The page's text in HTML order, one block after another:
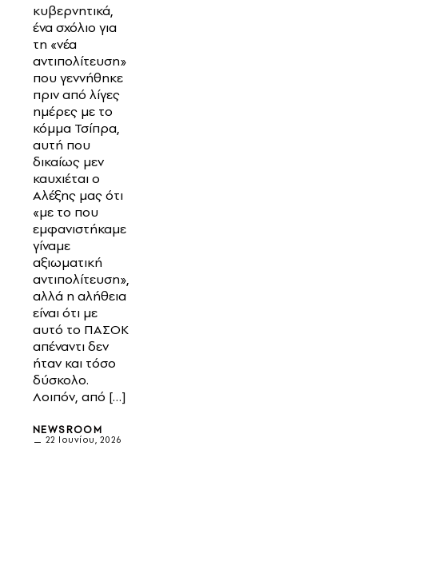
κυβερνητικά,
ένα σχόλιο για
τη «νέα
αντιπολίτευση»
που γεννήθηκε
πριν από λίγες
ημέρες με το
κόμμα Τσίπρα,
αυτή που
δικαίως μεν
καυχιέται ο
Αλέξης μας ότι
«με το που
εμφανιστήκαμε
γίναμε
αξιωματική
αντιπολίτευση»,
αλλά η αλήθεια
είναι ότι με
αυτό το ΠΑΣΟΚ
απέναντι δεν
ήταν και τόσο
δύσκολο.
Λοιπόν, από […]
NEWSROOM
22 Ιουνίου, 2026